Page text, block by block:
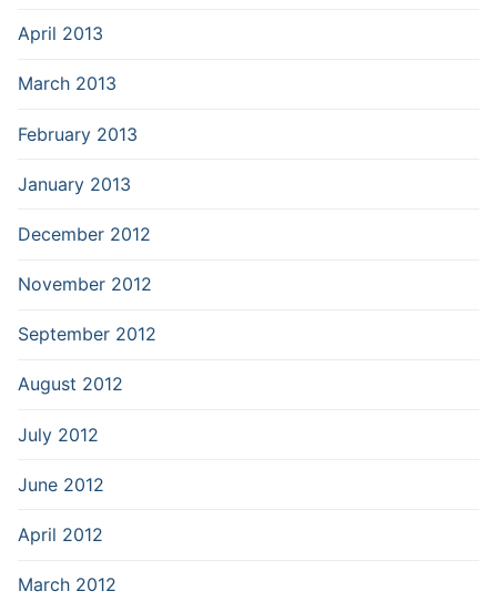
April 2013
March 2013
February 2013
January 2013
December 2012
November 2012
September 2012
August 2012
July 2012
June 2012
April 2012
March 2012